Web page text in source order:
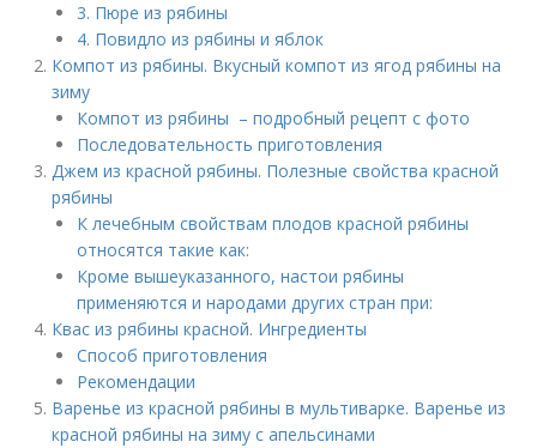
3. Пюре из рябины
4. Повидло из рябины и яблок
Компот из рябины. Вкусный компот из ягод рябины на
зиму
Компот из рябины – подробный рецепт с фото
Последовательность приготовления
Джем из красной рябины. Полезные свойства красной
рябины
К лечебным свойствам плодов красной рябины
относятся такие как:
Кроме вышеуказанного, настои рябины
применяются и народами других стран при:
Квас из рябины красной. Ингредиенты
Способ приготовления
Рекомендации
Варенье из красной рябины в мультиварке. Варенье из
красной рябины на зиму с апельсинами